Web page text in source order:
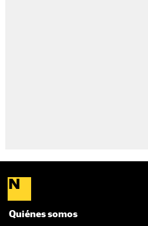
Quiénes somos